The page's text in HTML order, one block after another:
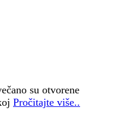
su otvorene
Pročitajte više..